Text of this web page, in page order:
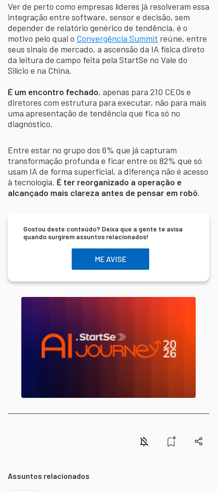
Ver de perto como empresas líderes já resolveram essa
integração entre software, sensor e decisão, sem
depender de relatório genérico de tendência, é o
motivo pelo qual o Convergência Summit reúne, entre
seus sinais de mercado, a ascensão da IA física direto
da leitura de campo feita pela StartSe no Vale do
Silício e na China.
É um encontro fechado, apenas para 210 CEOs e
diretores com estrutura para executar, não para mais
uma apresentação de tendência que fica só no
diagnóstico.
Entre estar no grupo dos 6% que já capturam
transformação profunda e ficar entre os 82% que só
usam IA de forma superficial, a diferença não é acesso
à tecnologia. É ter reorganizado a operação e
alcançado mais clareza antes de pensar em robô.
Gostou deste conteúdo? Deixa que a gente te avisa
quando surgirem assuntos relacionados!
ME AVISE
Assuntos relacionados